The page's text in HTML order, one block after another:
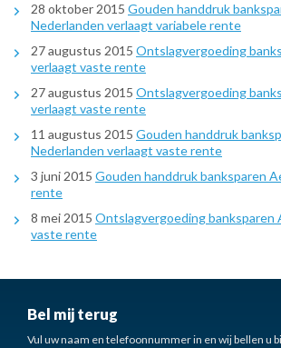
28 oktober 2015 Gouden handdruk
Nederlanden verlaagt variabele rente
27 augustus 2015 Ontslagvergoeding
verlaagt vaste rente
27 augustus 2015 Ontslagvergoeding
verlaagt vaste rente
11 augustus 2015 Gouden handdruk
Nederlanden verlaagt vaste rente
3 juni 2015 Gouden handdruk banksparen
rente
8 mei 2015 Ontslagvergoeding banksparen
vaste rente
Bel mij terug
Vul uw naam en telefoonnummer in en wij bellen u